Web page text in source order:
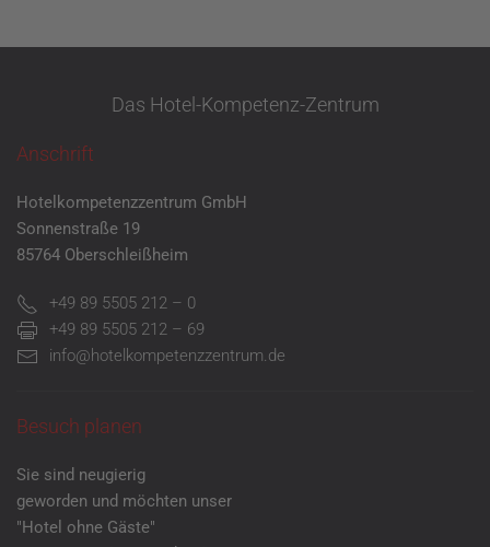
Das Hotel-Kompetenz-Zentrum
Anschrift
Hotelkompetenzzentrum GmbH
Sonnenstraße 19
85764 Oberschleißheim
+49 89 5505 212 – 0
+49 89 5505 212 – 69
info@hotelkompetenzzentrum.de
Besuch planen
Sie sind neugierig
geworden und möchten unser
"Hotel ohne Gäste"